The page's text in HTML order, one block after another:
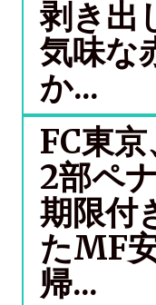
剥き出
気味な
か...
FC東
2部ペ
期限付
たMF
帰...